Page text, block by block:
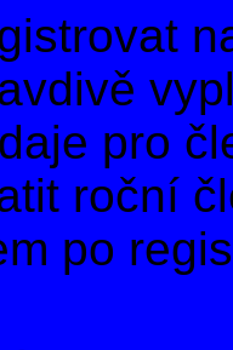
pro
roční
po